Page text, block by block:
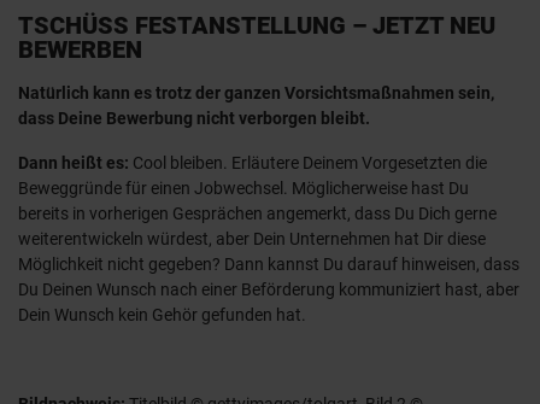
TSCHÜSS FESTANSTELLUNG – JETZT NEU
BEWERBEN
Natürlich kann es trotz der ganzen Vorsichtsmaßnahmen sein,
dass Deine Bewerbung nicht verborgen bleibt.
Dann heißt es: Cool bleiben. Erläutere Deinem Vorgesetzten die
Beweggründe für einen Jobwechsel. Möglicherweise hast Du
bereits in vorherigen Gesprächen angemerkt, dass Du Dich gerne
weiterentwickeln würdest, aber Dein Unternehmen hat Dir diese
Möglichkeit nicht gegeben? Dann kannst Du darauf hinweisen, dass
Du Deinen Wunsch nach einer Beförderung kommuniziert hast, aber
Dein Wunsch kein Gehör gefunden hat.